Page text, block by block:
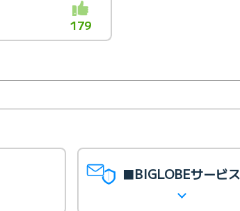
179
■BIGLOBEサービス